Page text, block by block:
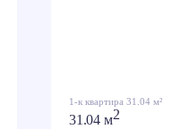
1-к квартира 31.04 м²
31.04 м2